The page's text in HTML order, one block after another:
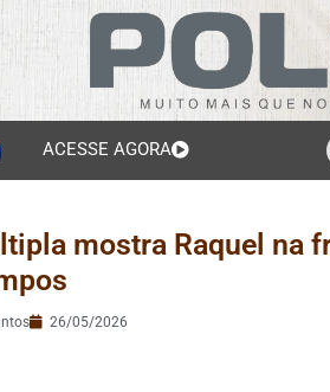
ACESSE AGORA
mostra Raquel na
26/05/2026